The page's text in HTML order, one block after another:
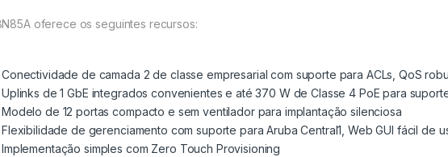
oferece os seguintes recursos:
Conectividade de camada 2 de classe empresarial com suporte para ACLs, QoS
Uplinks de 1 GbE integrados convenientes e até 370 W de Classe 4 PoE para
Modelo de 12 portas compacto e sem ventilador para implantação silenciosa
Flexibilidade de gerenciamento com suporte para Aruba Central1, Web GUI fácil de
Implementação simples com Zero Touch Provisioning